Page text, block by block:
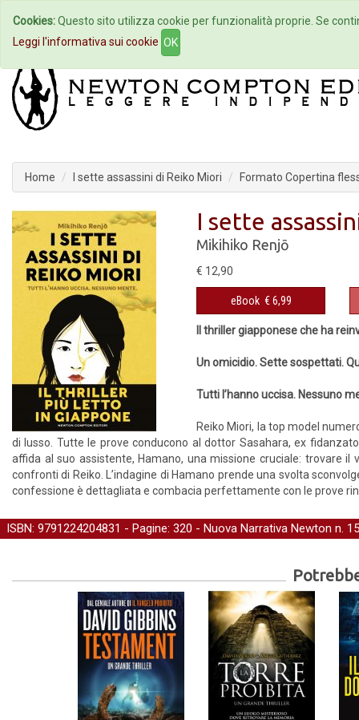
Home Autori Eventi
Home I sette assassini di Reiko Miori Formato Copertina
I sette
Mikihiko Renjō
€ 12,90
eBook € 6,99
Il thriller giapponese che ha
Un omicidio. Sette sospettati.
Tutti l’hanno uccisa. Nessuno
Reiko Miori, la top model
di lusso. Tutte le prove conducono al dottor Sasahara, ex
affida al suo assistente, Hamano, una missione cruciale: trovare
confronti di Reiko. L’indagine di Hamano prende una svolta
confessione è dettagliata e combacia perfettamente con le prove
ISBN: 9791224204831 - Pagine: 320 - Nuova Narrativa Newton n.
Cookies:Questo sito utilizza cookie per funzionalità proprie. Se
Leggi l'informativa sui cookie OK